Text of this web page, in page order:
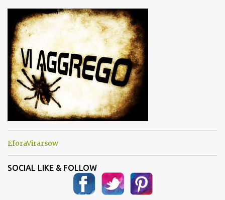
n
t
i
EforaVirarsow
SOCIAL LIKE & FOLLOW